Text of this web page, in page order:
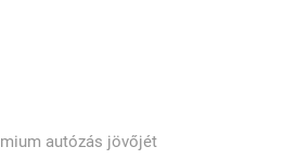
autózás jövőjét